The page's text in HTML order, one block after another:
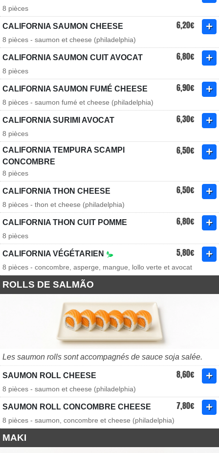
8 pièces
CALIFORNIA SAUMON CHEESE 6,20€
8 pièces - saumon et cheese (philadelphia)
CALIFORNIA SAUMON CUIT AVOCAT 6,80€
8 pièces
CALIFORNIA SAUMON FUMÉ CHEESE 6,90€
8 pièces - saumon fumé et cheese (philadelphia)
CALIFORNIA SURIMI AVOCAT 6,30€
8 pièces
CALIFORNIA TEMPURA SCAMPI
CONCOMBRE
6,50€
8 pièces
CALIFORNIA THON CHEESE 6,50€
8 pièces - thon et cheese (philadelphia)
CALIFORNIA THON CUIT POMME 6,80€
8 pièces
CALIFORNIA VÉGÉTARIEN 5,80€
8 pièces - concombre, asperge, mangue, lollo verte et avocat
ROLLS DE SALMÃO
Les saumon rolls sont accompagnés de sauce soja salée.
SAUMON ROLL CHEESE 8,60€
8 pièces - saumon et cheese (philadelphia)
SAUMON ROLL CONCOMBRE CHEESE 7,80€
8 pièces - saumon, concombre et cheese (philadelphia)
MAKI